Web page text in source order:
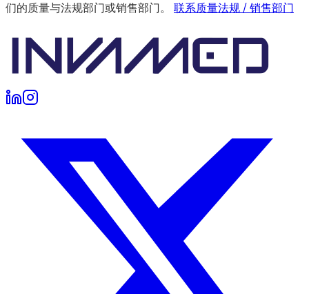
们的质量与法规部门或销售部门。
联系质量法规 / 销售部门